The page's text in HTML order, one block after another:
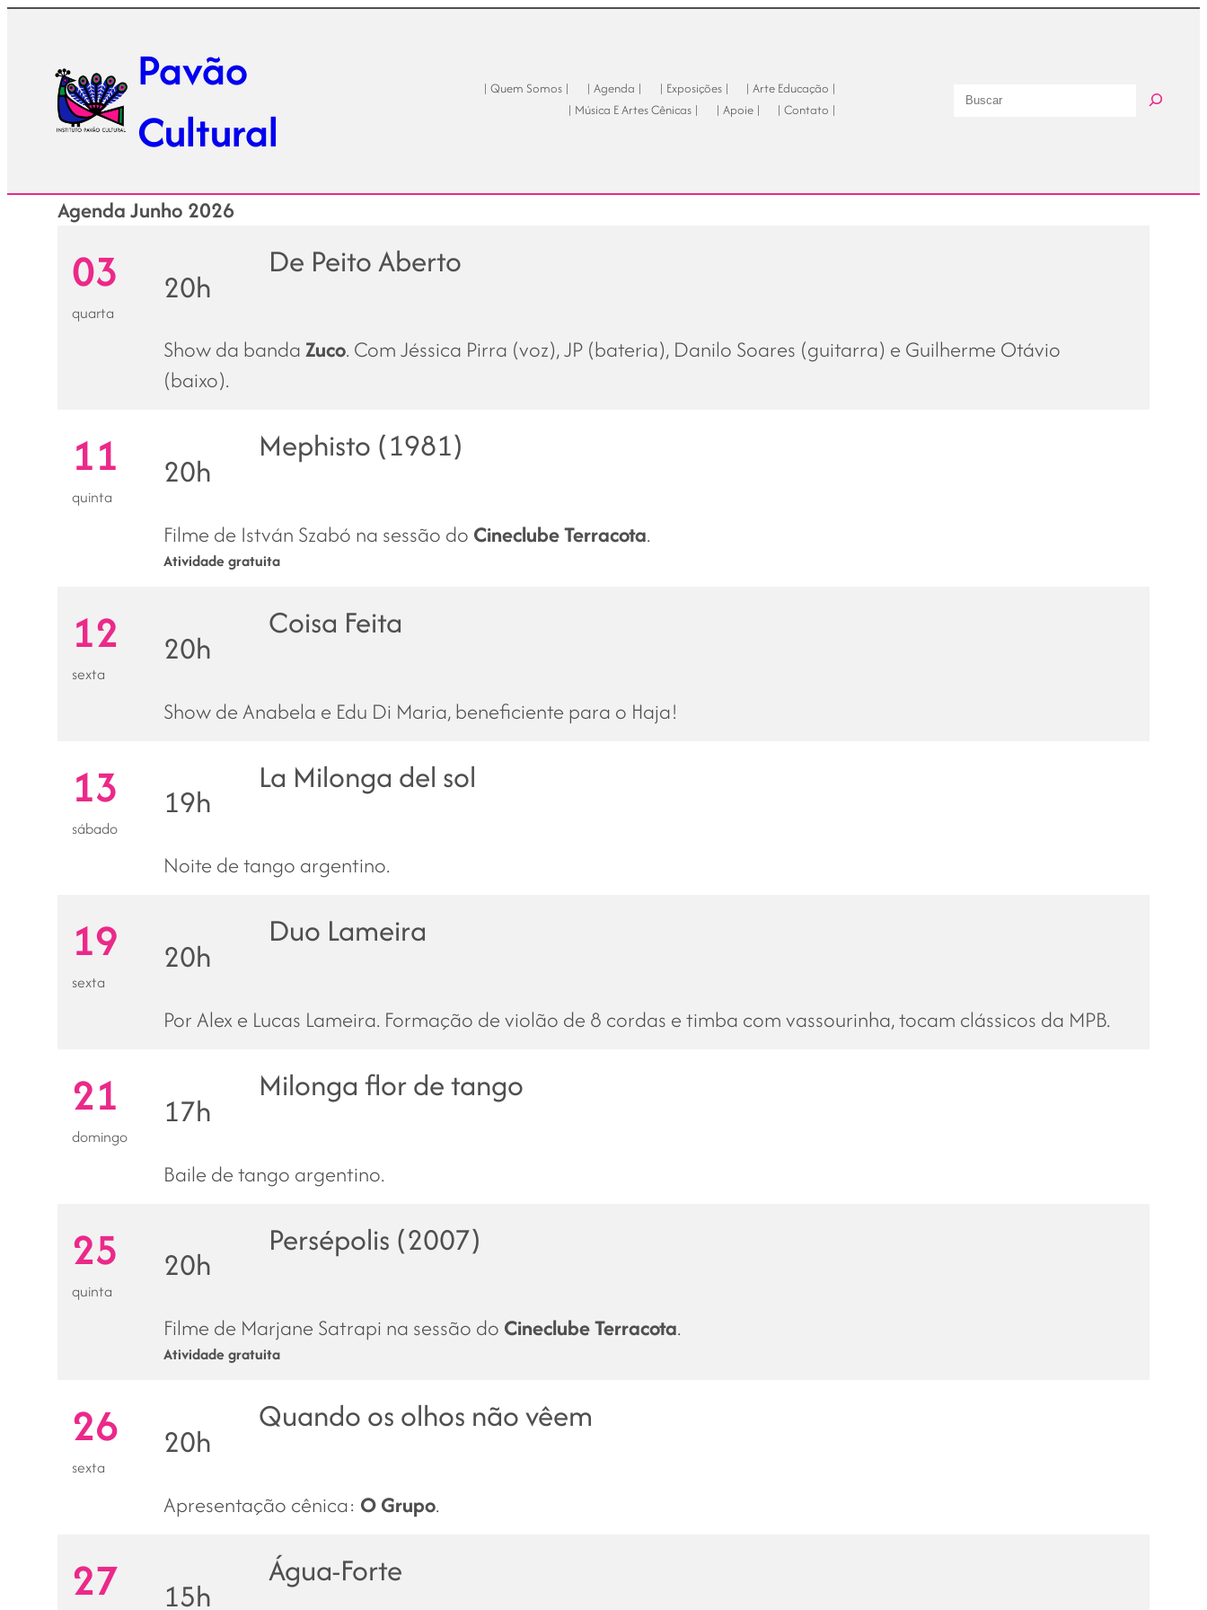
conteúdo
Pavão
Cultural
| Quem Somos | | Agenda | | Exposições |
| Arte Educação |
| Música E Artes Cênicas |
| Apoie | | Contato |
Buscar
Agenda Junho 2026
03
quarta
20h
De Peito Aberto
Show da bandaZuco. Com Jéssica Pirra (voz), JP (bateria), Danilo Soares (guitarra) e Guilherme Otávio
(baixo).
11
quinta
20h
Mephisto (1981)
Filme de István Szabó na sessão do Cineclube Terracota.
Atividade gratuita
12
sexta
20h
Coisa Feita
Show de Anabela e Edu Di Maria, beneficiente para o Haja!
13
sábado
19h
La Milonga del sol
Noite de tango argentino.
19
sexta
20h
Duo Lameira
Por Alex e Lucas Lameira. Formação de violão de 8 cordas e timba com vassourinha, tocam clássicos da MPB.
21
domingo
17h
Milonga flor de tango
Baile de tango argentino.
25
quinta
20h
Persépolis (2007)
Filme de Marjane Satrapi na sessão do Cineclube Terracota.
Atividade gratuita
26
sexta
20h
Quando os olhos não vêem
Apresentação cênica: O Grupo.
27 15h
Água-Forte